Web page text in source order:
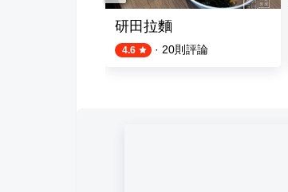
研田拉麵
4.6 · 20則評論